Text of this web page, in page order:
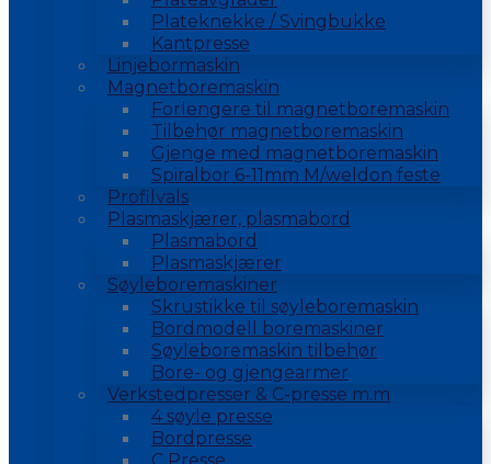
Plateknekke / Svingbukke
Kantpresse
Linjebormaskin
Magnetboremaskin
Forlengere til magnetboremaskin
Tilbehør magnetboremaskin
Gjenge med magnetboremaskin
Spiralbor 6-11mm M/weldon feste
Profilvals
Plasmaskjærer, plasmabord
Plasmabord
Plasmaskjærer
Søyleboremaskiner
Skrustikke til søyleboremaskin
Bordmodell boremaskiner
Søyleboremaskin tilbehør
Bore- og gjengearmer
Verkstedpresser & C-presse m.m
4 søyle presse
Bordpresse